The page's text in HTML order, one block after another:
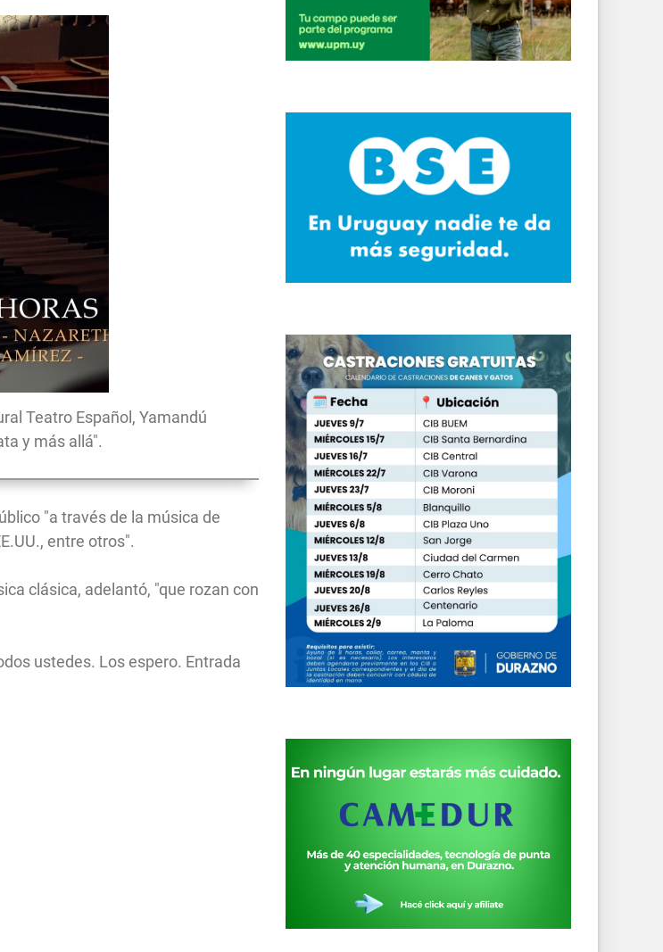
Teatro Español, Yamandú
y más allá".
"a través de la música de
entre otros".
clásica, adelantó, "que rozan con
ustedes. Los espero. Entrada